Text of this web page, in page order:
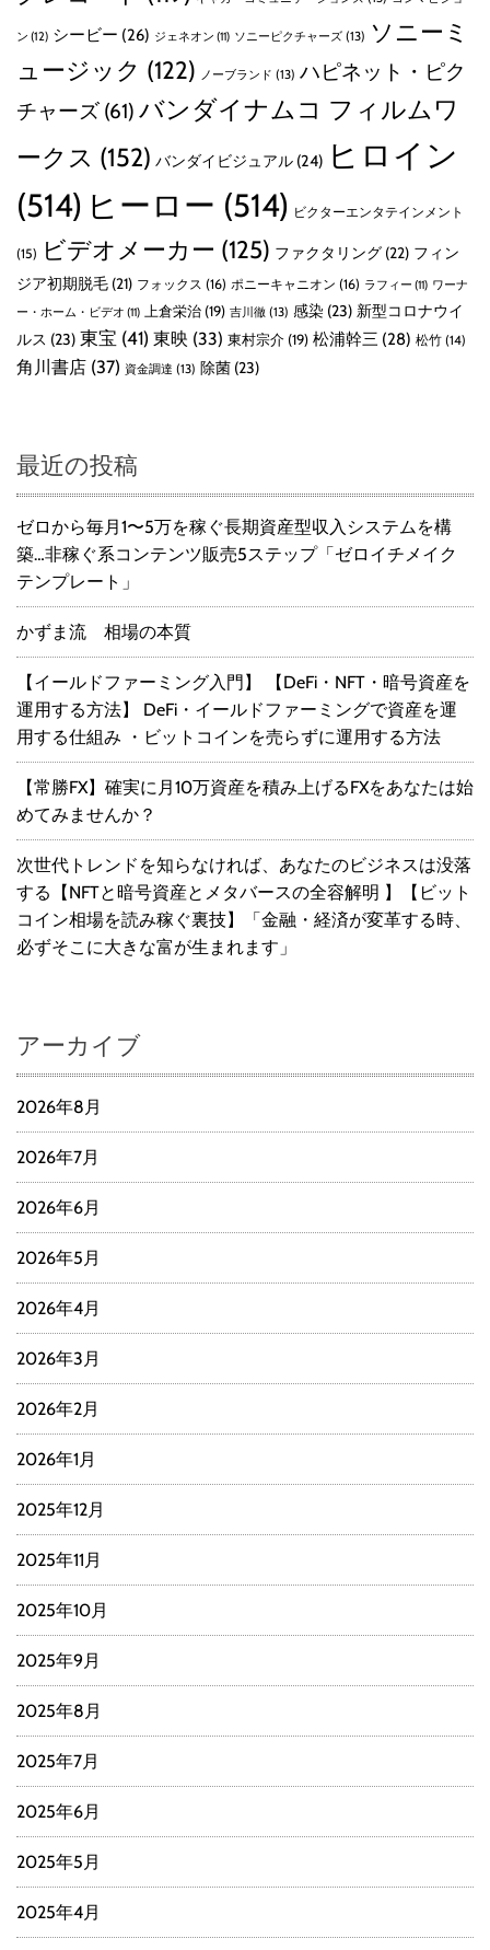
ン (12) シービー (26) ジェネオン (11) ソニーピクチャーズ (13) ソニーミ
ュージック (122) ノーブランド (13) ハピネット・ピク
チャーズ (61) バンダイナムコ フィルムワ
ークス (152) バンダイビジュアル (24) ヒロイン
(514) ヒーロー (514) ビクターエンタテインメント
(15) ビデオメーカー (125) ファクタリング (22) フィン
ジア初期脱毛 (21) フォックス (16) ポニーキャニオン (16) ラフィー (11) ワーナ
ー・ホーム・ビデオ (11) 上倉栄治 (19) 吉川徹 (13) 感染 (23) 新型コロナウイ
ルス (23) 東宝 (41) 東映 (33) 東村宗介 (19) 松浦幹三 (28) 松竹 (14)
角川書店 (37) 資金調達 (13) 除菌 (23)
最近の投稿
ゼロから毎月1〜5万を稼ぐ長期資産型収入システムを構
築…非稼ぐ系コンテンツ販売5ステップ「ゼロイチメイク
テンプレート」
かずま流 相場の本質
【イールドファーミング入門】 【DeFi・NFT・暗号資産を
運用する方法】 DeFi・イールドファーミングで資産を運
用する仕組み ・ビットコインを売らずに運用する方法
【常勝FX】確実に月10万資産を積み上げるFXをあなたは始
めてみませんか？
次世代トレンドを知らなければ、あなたのビジネスは没落
する【NFTと暗号資産とメタバースの全容解明 】【ビット
コイン相場を読み稼ぐ裏技】「金融・経済が変革する時、
必ずそこに大きな富が生まれます」
アーカイブ
2026年8月
2026年7月
2026年6月
2026年5月
2026年4月
2026年3月
2026年2月
2026年1月
2025年12月
2025年11月
2025年10月
2025年9月
2025年8月
2025年7月
2025年6月
2025年5月
2025年4月